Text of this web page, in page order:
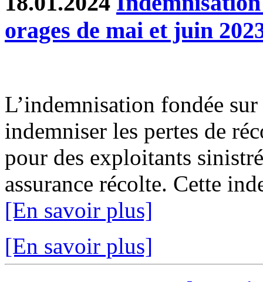
orages de mai et juin
L’indemnisation fondée
indemniser les pertes de
pour des exploitants
assurance récolte. Cette
[En savoir plus]
[En savoir plus]